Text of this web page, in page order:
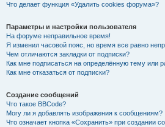
Что делает функция «Удалить cookies форума»?
Параметры и настройки пользователя
На форуме неправильное время!
Я изменил часовой пояс, но время все равно
Чем отличаются закладки от подписки?
Как мне подписаться на определённую тему или
Как мне отказаться от подписки?
Создание сообщений
Что такое BBCode?
Могу ли я добавлять изображения к сообщениям?
Что означает кнопка «Сохранить» при создании